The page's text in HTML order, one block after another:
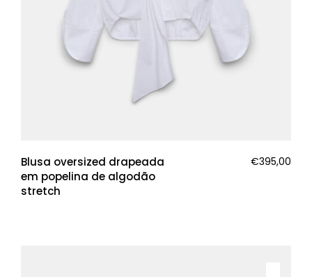
Blusa oversized drapeada
em popelina de algodão
stretch
€395,00